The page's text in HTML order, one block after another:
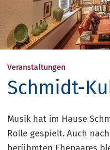
Veranstaltungen
Schmidt-
Musik hat im Hause
Rolle gespielt. Auch